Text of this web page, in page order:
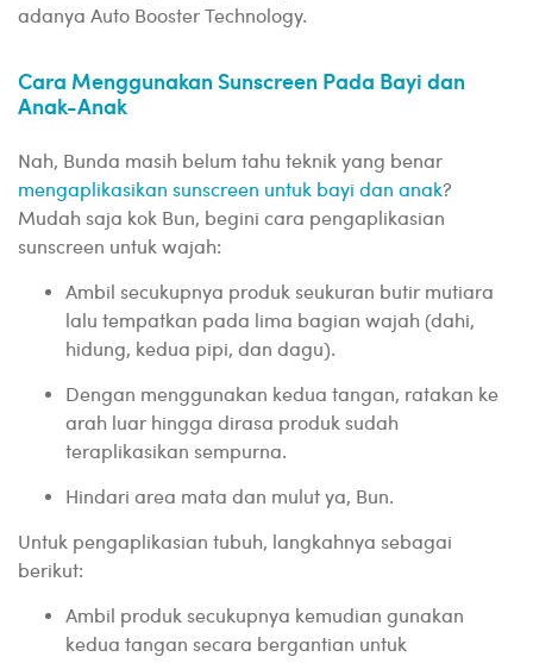
adanya Auto Booster Technology.
Cara Menggunakan Sunscreen Pada Bayi dan
Anak-Anak
Nah, Bunda masih belum tahu teknik yang benar
mengaplikasikan sunscreen untuk bayi dan anak?
Mudah saja kok Bun, begini cara pengaplikasian
sunscreen untuk wajah:
Ambil secukupnya produk seukuran butir mutiara
lalu tempatkan pada lima bagian wajah (dahi,
hidung, kedua pipi, dan dagu).
Dengan menggunakan kedua tangan, ratakan ke
arah luar hingga dirasa produk sudah
teraplikasikan sempurna.
Hindari area mata dan mulut ya, Bun.
Untuk pengaplikasian tubuh, langkahnya sebagai
berikut:
Ambil produk secukupnya kemudian gunakan
kedua tangan secara bergantian untuk